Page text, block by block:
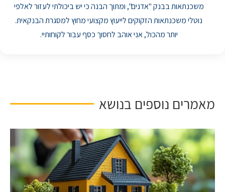
משכנתאות בבנק "אדנים", ומתוך הבנה כי יש ביכולתי לעזור לאלפי
נוטלי משכנתאות הזקוקים לייעוץ מקצועי מחוץ למסגרת הבנקאית.
יותר מהכול, אני אוהב לחסוך כסף עבור לקוחותיי.
מאמרים נוספים בנושא